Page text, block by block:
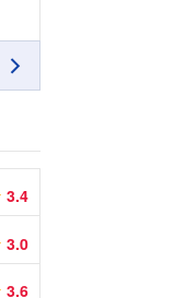
3.4
3.0
3.6